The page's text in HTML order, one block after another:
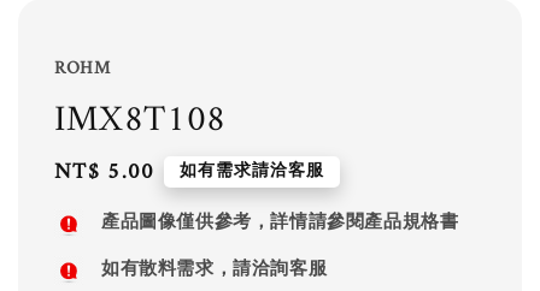
ROHM
IMX8T108
Regular
price
NT$ 5.00 如有需求請洽客服
產品圖像僅供參考，詳情請參閱產品規格書
如有散料需求，請洽詢客服